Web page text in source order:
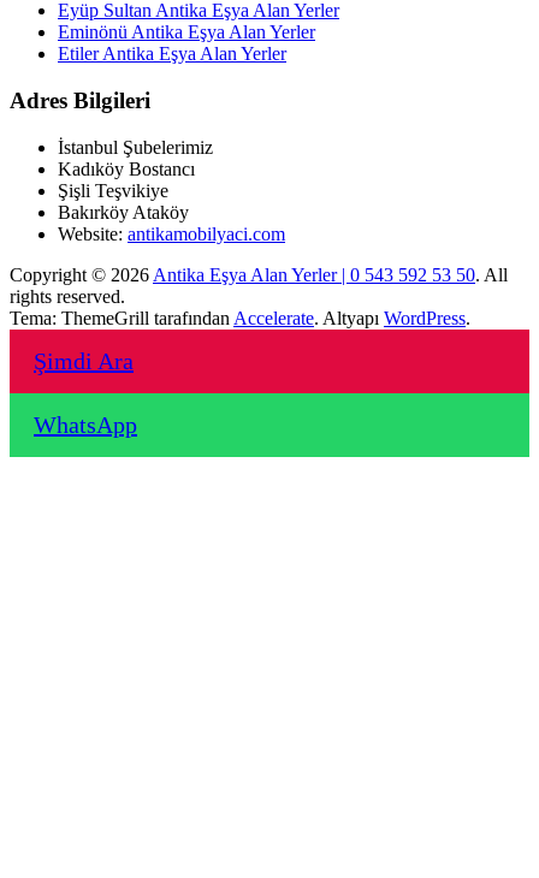
Eyüp Sultan Antika Eşya Alan Yerler
Eminönü Antika Eşya Alan Yerler
Etiler Antika Eşya Alan Yerler
Adres Bilgileri
İstanbul Şubelerimiz
Kadıköy Bostancı
Şişli Teşvikiye
Bakırköy Ataköy
Website: antikamobilyaci.com
Copyright © 2026 Antika Eşya Alan Yerler | 0 543 592 53 50. All
rights reserved.
Tema: ThemeGrill tarafından Accelerate. Altyapı WordPress.
Şimdi Ara
WhatsApp